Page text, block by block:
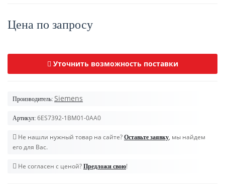
Цена по запросу
Уточнить возможность поставки
Производитель: Siemens
Артикул: 6ES7392-1BM01-0AA0
Не нашли нужный товар на сайте? Оставьте заявку, мы найдем
его для Вас.
Не согласен с ценой? Предложи свою!